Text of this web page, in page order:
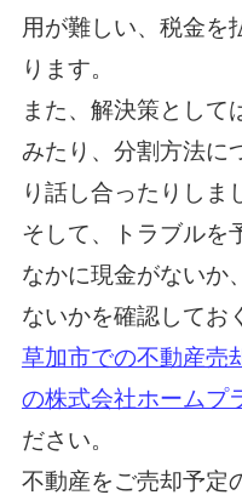
用が難しい、税金を
ります。
また、解決策として
みたり、分割方法に
り話し合ったりしま
そして、トラブルを
なかに現金がないか
ないかを確認してお
草加市での不動産売
の株式会社ホーム
ださい。
不動産をご売却予定